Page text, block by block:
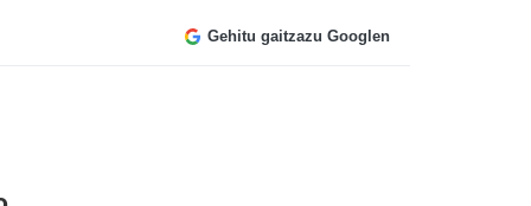
Gehitu gaitzazu Googlen